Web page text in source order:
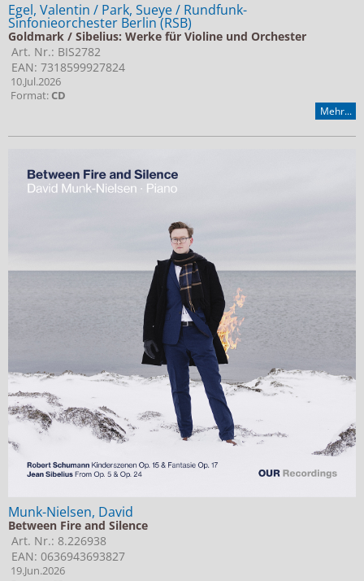
Egel, Valentin / Park, Sueye / Rundfunk-
Sinfonieorchester Berlin (RSB)
Goldmark / Sibelius: Werke für Violine und Orchester
Art. Nr.: BIS2782
EAN: 7318599927824
10.Jul.2026
Format:CD
Mehr...
Munk-Nielsen, David
Between Fire and Silence
Art. Nr.: 8.226938
EAN: 0636943693827
19.Jun.2026